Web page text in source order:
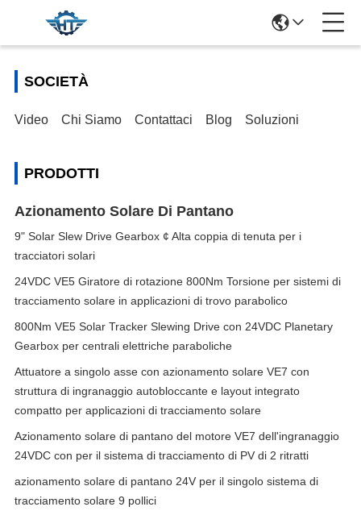
SOCIETÀ
Video Chi Siamo Contattaci Blog Soluzioni
PRODOTTI
Azionamento Solare Di Pantano
9" Solar Slew Drive Gearbox ¢ Alta coppia di tenuta per i
tracciatori solari
24VDC VE5 Giratore di rotazione 800Nm Torsione per sistemi di
tracciamento solare in applicazioni di trovo parabolico
800Nm VE5 Solar Tracker Slewing Drive con 24VDC Planetary
Gearbox per centrali elettriche paraboliche
Attuatore a singolo asse con azionamento solare VE7 con
struttura di ingranaggio autobloccante e layout integrato
compatto per applicazioni di tracciamento solare
Azionamento solare di pantano del motore VE7 dell'ingranaggio
24VDC con per il sistema di tracciamento di PV di 2 ritratti
azionamento solare di pantano 24V per il singolo sistema di
tracciamento solare 9 pollici